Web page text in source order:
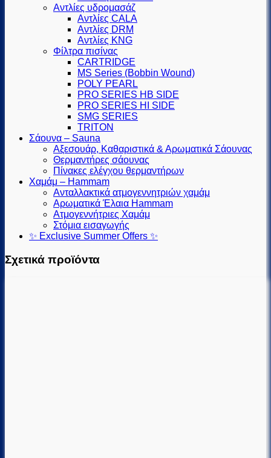
Αντλίες υδρομασάζ
Αντλίες CALA
Αντλίες DRM
Αντλίες KNG
Φίλτρα πισίνας
CARTRIDGE
MS Series (Βobbin Wound)
POLY PEARL
PRO SERIES HB SIDE
PRO SERIES HI SIDE
SMG SERIES
TRITON
Σάουνα – Sauna
Αξεσουάρ, Καθαριστικά & Αρωματικά Σάουνας
Θερμαντήρες σάουνας
Πίνακες ελέγχου θερμαντήρων
Χαμάμ – Hammam
Ανταλλακτικά ατμογεννητριών χαμάμ
Αρωματικά Έλαια Hammam
Ατμογεννήτριες Χαμάμ
Στόμια εισαγωγής
✨ Exclusive Summer Offers ✨
Σχετικά προϊόντα